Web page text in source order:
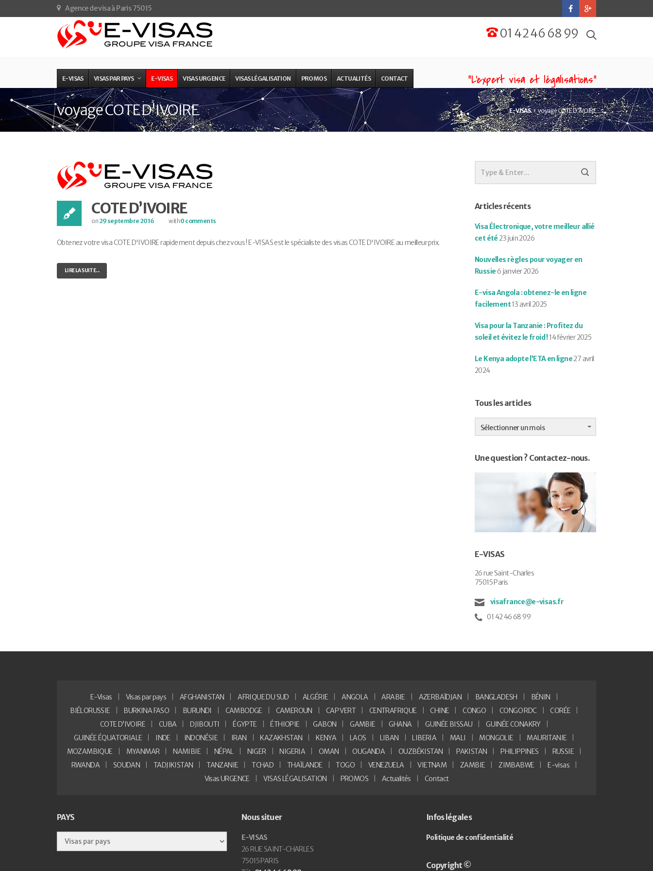
Agence de visa à Paris 75015
01 42 46 68 99
E-VISAS VISAS PAR PAYS E-VISAS VISAS URGENCE VISAS LÉGALISATION PROMOS ACTUALITÉS CONTACT “L'expert visa et légalisations”
voyage COTE D'IVOIRE E-VISAS voyage COTE D'IVOIRE
COTE D’IVOIRE
on 29 septembre 2016 with0 comments
Obtenez votre visa COTE D'IVOIRE rapidement depuis chez vous ! E-VISAS est le spécialiste des visas COTE D'IVOIRE au meilleur prix.
LIRE LA SUITE...
Articles récents
Visa Électronique, votre meilleur allié
cet été23 juin 2026
Nouvelles règles pour voyager en
Russie 6 janvier 2026
E-visa Angola : obtenez-le en ligne
facilement13 avril 2025
Visa pour la Tanzanie : Profitez du
soleil et évitez le froid !14 février 2025
Le Kenya adopte l’ETA en ligne27 avril
2024
Tous les articles
Tous
les
articles
Sélectionner un mois
Une question ? Contactez-nous.
E-VISAS
26 rue Saint-Charles
75015 Paris
visafrance@e-visas.fr
01 42 46 68 99
E-Visas Visas par pays AFGHANISTAN AFRIQUE DU SUD ALGÉRIE ANGOLA ARABIE AZERBAÏDJAN BANGLADESH
BÉNIN
BIÉLORUSSIE
BURKINA FASO BURUNDI CAMBODGE CAMEROUN CAP VERT CENTRAFRIQUE CHINE CONGO CONGO RDC
CORÉE
COTE D’IVOIRE
CUBA DJIBOUTI ÉGYPTE ÉTHIOPIE GABON GAMBIE GHANA GUINÉE BISSAU
GUINÉE CONAKRY
GUINÉE ÉQUATORIALE
INDE INDONÉSIE IRAN KAZAKHSTAN KENYA LAOS LIBAN LIBERIA MALI MONGOLIE
MAURITANIE
MOZAMBIQUE
MYANMAR NAMIBIE NÉPAL NIGER NIGERIA OMAN OUGANDA OUZBÉKISTAN PAKISTAN PHILIPPINES
RUSSIE
RWANDA
SOUDAN TADJIKISTAN TANZANIE TCHAD THAÏLANDE TOGO VENEZUELA VIETNAM ZAMBIE ZIMBABWE
E-visas
Visas URGENCE
VISAS LÉGALISATION PROMOS Actualités Contact
PAYS Nous situer
E-VISAS
26 RUE SAINT-CHARLES
75015 PARIS
Infos légales
Politique de confidentialité
Copyright ©